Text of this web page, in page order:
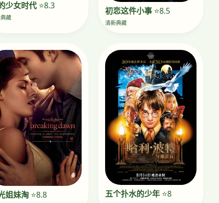
少女时代⭐8.3
藏
初恋这件小事⭐8.5
清新典藏
姐妹淘 ⭐8.8 五个扑水的少年⭐8